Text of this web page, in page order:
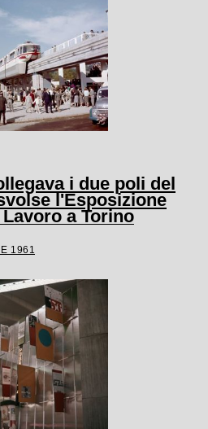
i due poli del
l'Esposizione
a Torino
1961